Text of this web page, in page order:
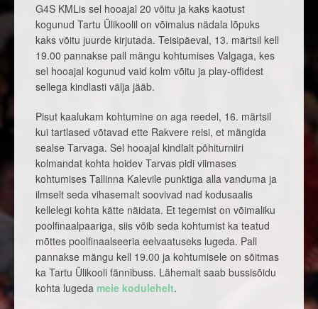
G4S KMLis sel hooajal 20 võitu ja kaks kaotust
kogunud Tartu Ülikoolil on võimalus nädala lõpuks
kaks võitu juurde kirjutada. Teisipäeval, 13. märtsil kell
19.00 pannakse pall mängu kohtumises Valgaga, kes
sel hooajal kogunud vaid kolm võitu ja play-offidest
sellega kindlasti välja jääb.
Pisut kaalukam kohtumine on aga reedel, 16. märtsil
kui tartlased võtavad ette Rakvere reisi, et mängida
sealse Tarvaga. Sel hooajal kindlalt põhiturniiri
kolmandat kohta hoidev Tarvas pidi viimases
kohtumises Tallinna Kalevile punktiga alla vanduma ja
ilmselt seda vihasemalt soovivad nad kodusaalis
kellelegi kohta kätte näidata. Et tegemist on võimaliku
poolfinaalpaariga, siis võib seda kohtumist ka teatud
mõttes poolfinaalseeria eelvaatuseks lugeda. Pall
pannakse mängu kell 19.00 ja kohtumisele on sõitmas
ka Tartu Ülikooli fännibuss. Lähemalt saab bussisõidu
kohta lugeda meie kodulehelt.